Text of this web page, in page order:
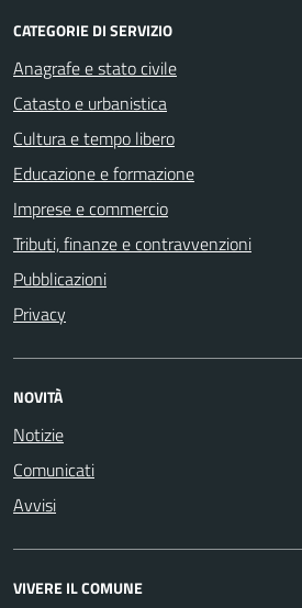
CATEGORIE DI SERVIZIO
Anagrafe e stato civile
Catasto e urbanistica
Cultura e tempo libero
Educazione e formazione
Imprese e commercio
Tributi, finanze e contravvenzioni
Pubblicazioni
Privacy
NOVITÀ
Notizie
Comunicati
Avvisi
VIVERE IL COMUNE